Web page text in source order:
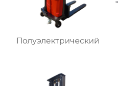
Полуэлектрический